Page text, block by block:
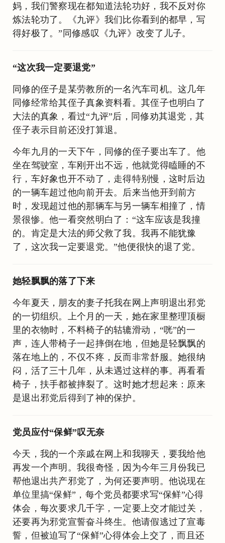
妈，我们警察现在都知道法轮功好，我不反对你
炼法轮功了。《九评》我们比你看到的都早，写
得好极了。”同修感叹《九评》改变了儿子。
“这次我一定要退党”
同修的侄子是某劳教所的一名汽车司机。这几年
同修经常给其侄子真象资料看。其侄子也明白了
大法的真象，看过“九评”后，同修劝其退党，其
侄子表示目前还没打算退。
今年九月的一天下午，同修的侄子要出车了。他
坐在驾驶室，车刚开出不远，他就觉得瞌睡的不
行，车好象也开不动了，走得特别慢，这时后边
的一辆车超过他向前开去。后来当他开到前方
时，发现超过他的那辆车与另一辆车相撞了，情
景很惨。他一看突然明白了：“这车应该是我撞
的。肯定是大法的师父救了我。我再不能犹豫
了，这次我一定要退党。”他便很快的退了党。
她轻飘飘的落了下来
今年夏天，朋友的妻子托我在网上声明退出邪党
的一切组织。上个月的一天，她在家里整理顶橱
里的衣物时，不料椅子的轱辘滑动，“咣”的一
声，连人带椅子一起摔倒在地，但她是轻飘飘的
落在地上的，不仅不疼，反而非常舒服。她很纳
闷，活了三十几年，从未遇过这样的事。再看看
椅子，扶手都被摔裂了。这时她才想起来：原来
是退出邪党后得到了神的保护。
党员应付“保鲜”叹无奈
今天，我的一个亲戚在网上和我聊天，要我给他
再发一个声明。我很奇怪，因为今年三月份我已
帮他退出共产邪党了，为何还要声明。他说现在
单位里搞“保鲜”，每个党员都要求写“保鲜”心得
体会，每次要求几千字，一定要上交才能过关，
还要再为邪党宣誓奋斗终生。他请假逃过了宣毒
誓，但被迫写了“保鲜”心得体会上交了，而且还